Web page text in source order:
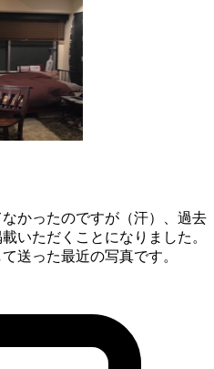
かったのですが（汗）、過去
いただくことになりました。
送った最近の写真です。